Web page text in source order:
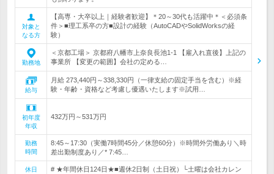
対象と
なる方
【高専・大卒以上｜経験者歓迎】＊20～30代も活躍中＊＜必須条
件＞■理工系卒の方■設計の経験（AutoCADやSolidWorksの経
験）
勤務地
＜京都工場＞ 京都府八幡市上奈良長池1-1 【雇入れ直後】上記の
事業所 【変更の範囲】会社の定める…
給与
月給 273,440円～338,330円（一律支給の固定手当を含む）※経
験・年齢・資格など考慮し優遇いたします※試用…
初年度
年収
432万円～531万円
勤務
時間
8:45～17:30（実働7時間45分／休憩60分）※時間外労働あり＼時
差出勤制度あり／* 7:45…
休日
# ★年間休日124日★■週休2日制（土日祝）└土曜は会社カレン